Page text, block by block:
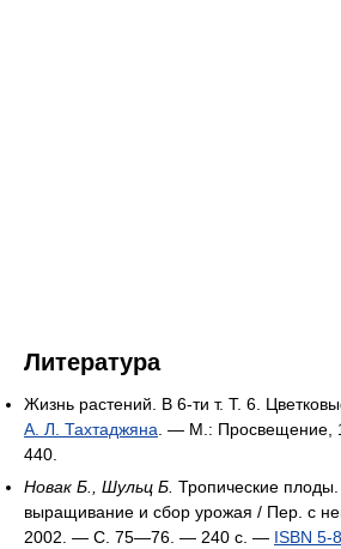
Литература
Жизнь растений. В 6-ти т. Т. 6.
А. Л. Тахтаджяна . — М.:
440.
Новак Б., Шульц Б. Тропические
выращивание и сбор урожая / Пер. с
2002. — С. 75—76. — 240 с. — ISBN 5-